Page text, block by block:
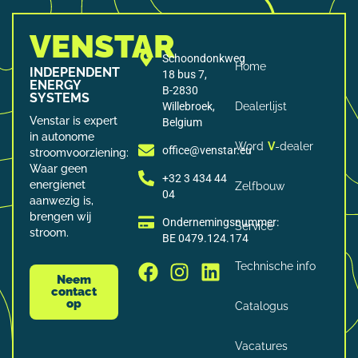
VENSTAR
INDEPENDENT
ENERGY
SYSTEMS
Venstar is expert
in autonome
stroomvoorziening:
Waar geen
energienet
aanwezig is,
brengen wij
stroom.
Neem
contact
op
Schoondonkweg
18 bus 7,
B-2830
Willebroek,
Belgium
office@venstar.eu
+32 3 434 44
04
Ondernemingsnummer:
BE 0479.124.174
Home
Dealerlijst
Word V-dealer
Zelfbouw
Service
Technische info
Catalogus
Vacatures